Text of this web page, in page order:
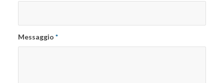
Messaggio *